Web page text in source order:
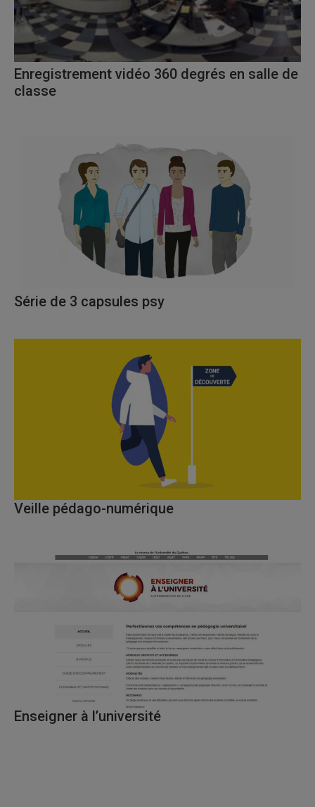
Enregistrement vidéo 360 degrés en salle de
classe
Série de 3 capsules psy
Veille pédago-numérique
Enseigner à l’université